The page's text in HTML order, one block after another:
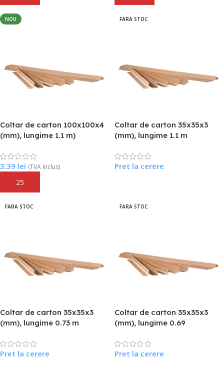
NOU
Coltar de carton 100x100x4
(mm), lungime 1.1 m)
3.39 lei (TVA inclus)
Adaugă În Coș
FARA STOC
Coltar de carton 35x35x3
(mm), lungime 1.1 m
Pret la cerere
FARA STOC
Coltar de carton 35x35x3
(mm), lungime 0.73 m
Pret la cerere
FARA STOC
Coltar de carton 35x35x3
(mm), lungime 0.69
Pret la cerere